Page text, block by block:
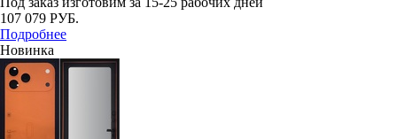
107 079 РУБ.
Подробнее
Новинка